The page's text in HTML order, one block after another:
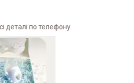
деталі по телефону.